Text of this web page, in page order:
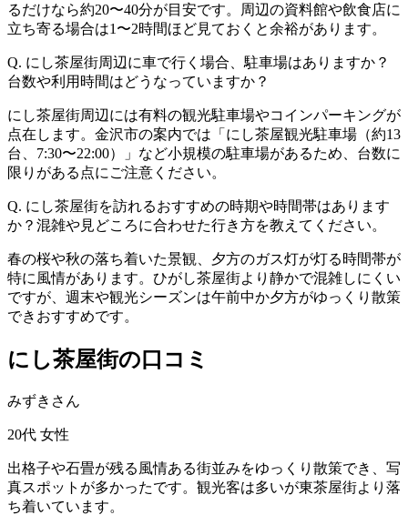
るだけなら約20〜40分が目安です。周辺の資料館や飲食店に
立ち寄る場合は1〜2時間ほど見ておくと余裕があります。
Q. にし茶屋街周辺に車で行く場合、駐車場はありますか？
台数や利用時間はどうなっていますか？
にし茶屋街周辺には有料の観光駐車場やコインパーキングが
点在します。金沢市の案内では「にし茶屋観光駐車場（約13
台、7:30〜22:00）」など小規模の駐車場があるため、台数に
限りがある点にご注意ください。
Q. にし茶屋街を訪れるおすすめの時期や時間帯はあります
か？混雑や見どころに合わせた行き方を教えてください。
春の桜や秋の落ち着いた景観、夕方のガス灯が灯る時間帯が
特に風情があります。ひがし茶屋街より静かで混雑しにくい
ですが、週末や観光シーズンは午前中か夕方がゆっくり散策
できおすすめです。
にし茶屋街の口コミ
みずきさん
20代 女性
出格子や石畳が残る風情ある街並みをゆっくり散策でき、写
真スポットが多かったです。観光客は多いが東茶屋街より落
ち着いています。